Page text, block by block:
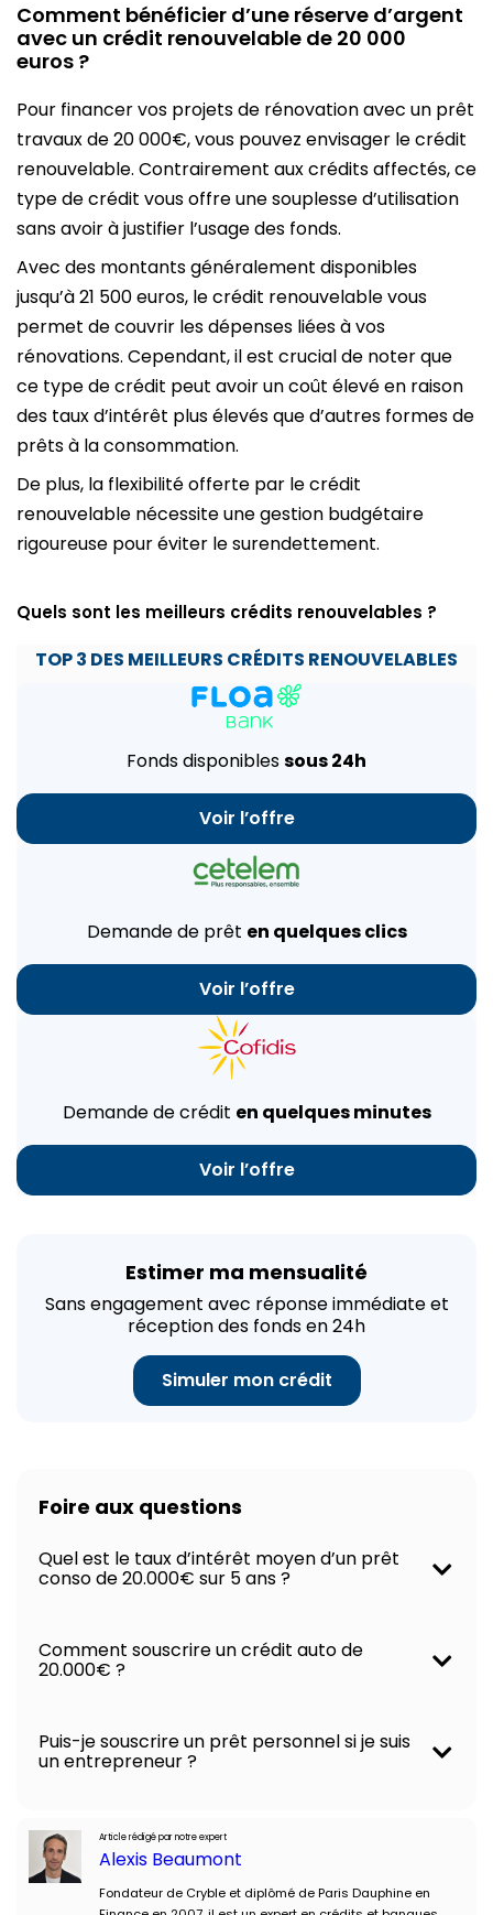
Comment bénéficier d’une réserve d’argent
avec un crédit renouvelable de 20 000
euros ?
Pour financer vos projets de rénovation avec un prêt
travaux de 20 000€, vous pouvez envisager le crédit
renouvelable. Contrairement aux crédits affectés, ce
type de crédit vous offre une souplesse d’utilisation
sans avoir à justifier l’usage des fonds.
Avec des montants généralement disponibles
jusqu’à 21 500 euros, le crédit renouvelable vous
permet de couvrir les dépenses liées à vos
rénovations. Cependant, il est crucial de noter que
ce type de crédit peut avoir un coût élevé en raison
des taux d’intérêt plus élevés que d’autres formes de
prêts à la consommation.
De plus, la flexibilité offerte par le crédit
renouvelable nécessite une gestion budgétaire
rigoureuse pour éviter le surendettement.
Quels sont les meilleurs crédits renouvelables ?
TOP 3 DES MEILLEURS CRÉDITS RENOUVELABLES
Fonds disponiblessous 24h
Voir l’offre
Demande de prêt en quelques clics
Voir l’offre
Demande de crédit en quelques minutes
Voir l’offre
Estimer ma mensualité
Sans engagement avec réponse immédiate et
réception des fonds en 24h
Simuler mon crédit
Foire aux questions
Quel est le taux d’intérêt moyen d’un prêt
conso de 20.000€ sur 5 ans ?
Comment souscrire un crédit auto de
20.000€ ?
Puis-je souscrire un prêt personnel si je suis
un entrepreneur ?
Article rédigé par notre expert
Alexis Beaumont
Fondateur de Cryble et diplômé de Paris Dauphine en